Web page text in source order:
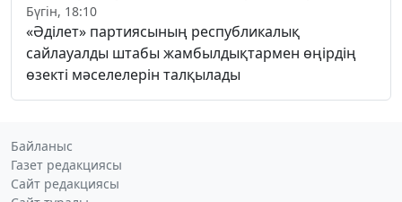
Бүгін, 18:10
«Әділет» партиясының республикалық
сайлауалды штабы жамбылдықтармен өңірдің
өзекті мәселелерін талқылады
Байланыс
Газет редакциясы
Сайт редакциясы